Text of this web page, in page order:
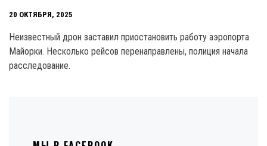
20 ОКТЯБРЯ, 2025
Неизвестный дрон заставил приостановить работу аэропорта
Майорки. Несколько рейсов перенаправлены, полиция начала
расследование.